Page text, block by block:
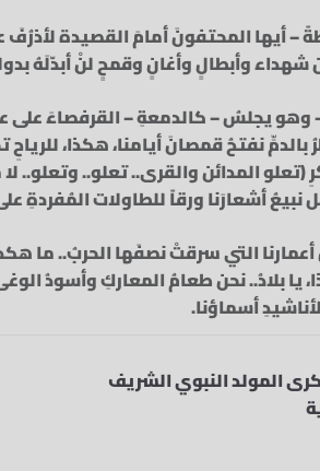
– أيها المحتفونَ أمامَ القصيدة
وأبطالٍ وأغانٍ وقمحٍ لنْ أبدّلَهُ
يجلسُ – كالدمعةِ – القرفصاءَ على
نفتحُ قمصانَ أيامنا، هكذا،
(تعلو المدائن والقرى.. تعلو.. وتعلو..
نبيعُ أشعارَنا ورقاً للطاولات المُفردةِ
التي سرقتْ نصفَها الحربُ.. ما
يا بلادُ.. نحن طعامُ المعاركِ وأسودُ
أسماؤنا.
المولد النبوي الشريف